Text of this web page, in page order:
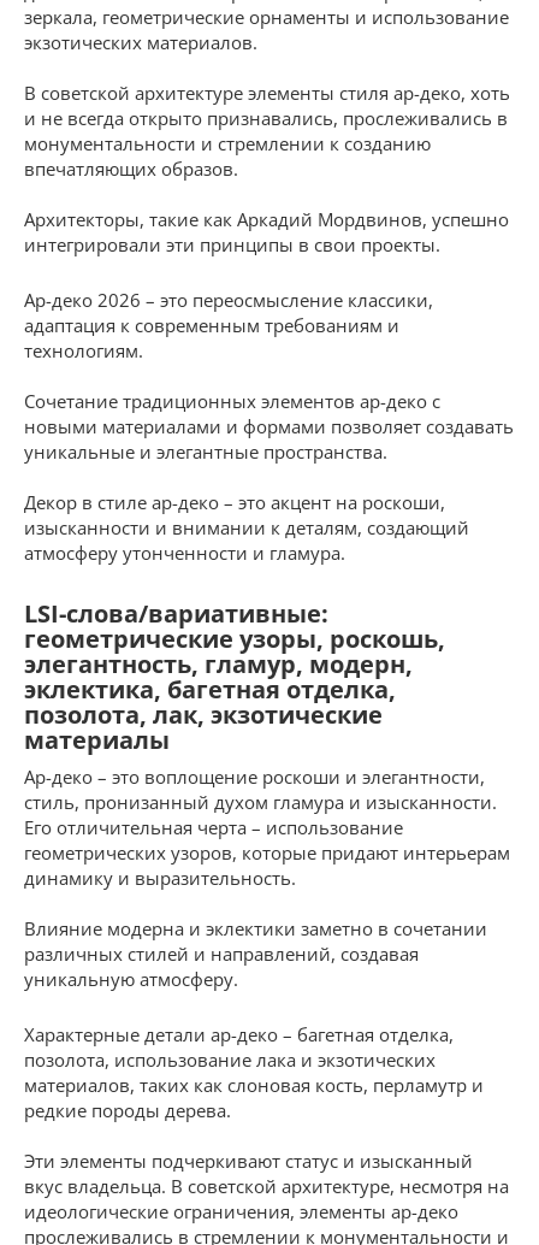
зеркала, геометрические орнаменты и использование
экзотических материалов.
В советской архитектуре элементы стиля ар-деко, хоть
и не всегда открыто признавались, прослеживались в
монументальности и стремлении к созданию
впечатляющих образов.
Архитекторы, такие как Аркадий Мордвинов, успешно
интегрировали эти принципы в свои проекты.
Ар-деко 2026 – это переосмысление классики,
адаптация к современным требованиям и
технологиям.
Сочетание традиционных элементов ар-деко с
новыми материалами и формами позволяет создавать
уникальные и элегантные пространства.
Декор в стиле ар-деко – это акцент на роскоши,
изысканности и внимании к деталям, создающий
атмосферу утонченности и гламура.
LSI-слова/вариативные:
геометрические узоры, роскошь,
элегантность, гламур, модерн,
эклектика, багетная отделка,
позолота, лак, экзотические
материалы
Ар-деко – это воплощение роскоши и элегантности,
стиль, пронизанный духом гламура и изысканности.
Его отличительная черта – использование
геометрических узоров, которые придают интерьерам
динамику и выразительность.
Влияние модерна и эклектики заметно в сочетании
различных стилей и направлений, создавая
уникальную атмосферу.
Характерные детали ар-деко – багетная отделка,
позолота, использование лака и экзотических
материалов, таких как слоновая кость, перламутр и
редкие породы дерева.
Эти элементы подчеркивают статус и изысканный
вкус владельца. В советской архитектуре, несмотря на
идеологические ограничения, элементы ар-деко
прослеживались в стремлении к монументальности и